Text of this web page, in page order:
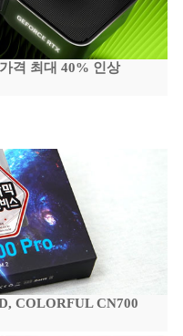
격 최대 40% 인상
COLORFUL CN700